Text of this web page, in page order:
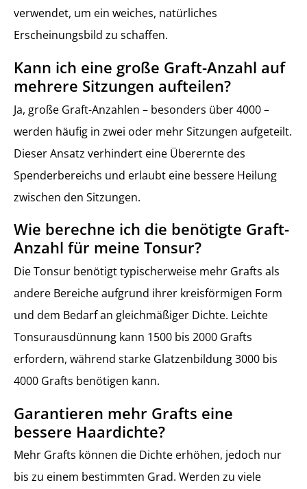
verwendet, um ein weiches, natürliches
Erscheinungsbild zu schaffen.
Kann ich eine große Graft-Anzahl auf
mehrere Sitzungen aufteilen?
Ja, große Graft-Anzahlen – besonders über 4000 –
werden häufig in zwei oder mehr Sitzungen aufgeteilt.
Dieser Ansatz verhindert eine Überernte des
Spenderbereichs und erlaubt eine bessere Heilung
zwischen den Sitzungen.
Wie berechne ich die benötigte Graft-
Anzahl für meine Tonsur?
Die Tonsur benötigt typischerweise mehr Grafts als
andere Bereiche aufgrund ihrer kreisförmigen Form
und dem Bedarf an gleichmäßiger Dichte. Leichte
Tonsurausdünnung kann 1500 bis 2000 Grafts
erfordern, während starke Glatzenbildung 3000 bis
4000 Grafts benötigen kann.
Garantieren mehr Grafts eine
bessere Haardichte?
Mehr Grafts können die Dichte erhöhen, jedoch nur
bis zu einem bestimmten Grad. Werden zu viele